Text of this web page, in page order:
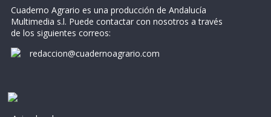
Cuaderno Agrario es una producción de Andalucía
Multimedia s.l. Puede contactar con nosotros a través
de los siguientes correos:
redaccion@cuadernoagrario.com